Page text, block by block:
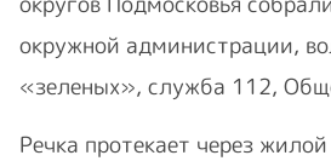
окружной администрации,
«зеленых», служба 112,
Речка протекает через